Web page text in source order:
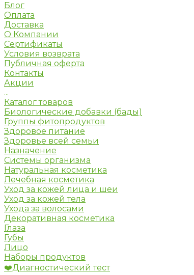
Блог
Оплата
Доставка
О Компании
Сертификаты
Условия возврата
Публичная оферта
Контакты
Акции
...
Каталог товаров
Биологические добавки (бады)
Группы фитопродуктов
Здоровое питание
Здоровье всей семьи
Назначение
Системы организма
Натуральная косметика
Лечебная косметика
Уход за кожей лица и шеи
Уход за кожей тела
Ухода за волосами
Декоративная косметика
Глаза
Губы
Лицо
Наборы продуктов
❤️Диагностический тест